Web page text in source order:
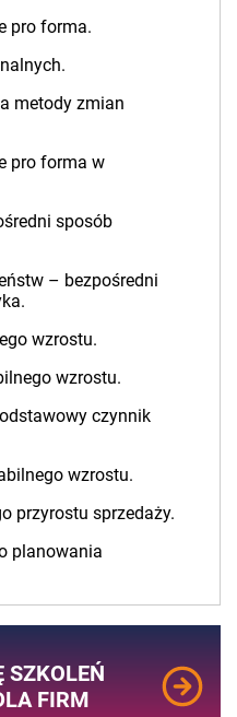
pro forma.
metody zmian
pro forma w
sposób
– bezpośredni
wzrostu.
wzrostu.
czynnik
wzrostu.
przyrostu sprzedaży.
planowania
SZKOLEŃ
FIRM